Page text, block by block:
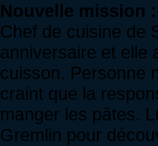
Nouvelle mission :
Chef de cuisine de
anniversaire et elle
cuisson. Personne
craint que la
manger les pâtes.
Gremlin pour